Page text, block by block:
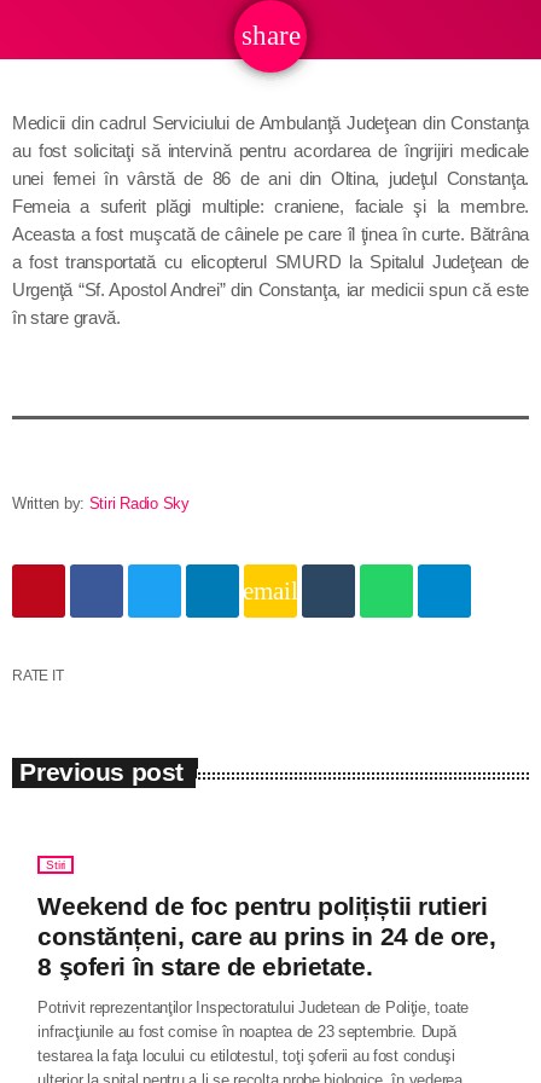
share
email
Medicii din cadrul Serviciului de Ambulanţă Judeţean din Constanţa
au fost solicitaţi să intervină pentru acordarea de îngrijiri medicale
unei femei în vârstă de 86 de ani din Oltina, judeţul Constanţa.
Femeia a suferit plăgi multiple: craniene, faciale şi la membre.
Aceasta a fost muşcată de câinele pe care îl ţinea în curte. Bătrâna
a fost transportată cu elicopterul SMURD la Spitalul Judeţean de
Urgenţă “Sf. Apostol Andrei” din Constanţa, iar medicii spun că este
în stare gravă.
Written by: Stiri Radio Sky
email
RATE IT
Previous post
Stiri
Weekend de foc pentru polițiștii rutieri
constănțeni, care au prins in 24 de ore,
8 şoferi în stare de ebrietate.
Potrivit reprezentanţilor Inspectoratului Judetean de Poliţie, toate
infracţiunile au fost comise în noaptea de 23 septembrie. După
testarea la faţa locului cu etilotestul, toţi şoferii au fost conduşi